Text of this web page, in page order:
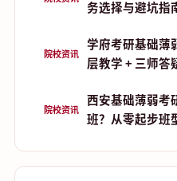
务选择与避坑指
院校资讯
学府考研基础薄
层教学 + 三师答
院校资讯
西安基础薄弱考
班？从零起步班